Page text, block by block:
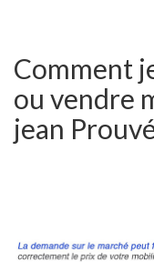
Comment
ou vendre
jean